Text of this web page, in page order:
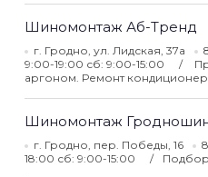
Шиномонтаж Аб-Тренд
г. Гродно, ул. Лидская, 37а
9:00-19:00 сб: 9:00-15:00
аргоном. Ремонт
Шиномонтаж
г. Гродно, пер. Победы, 16
18:00 сб: 9:00-15:00